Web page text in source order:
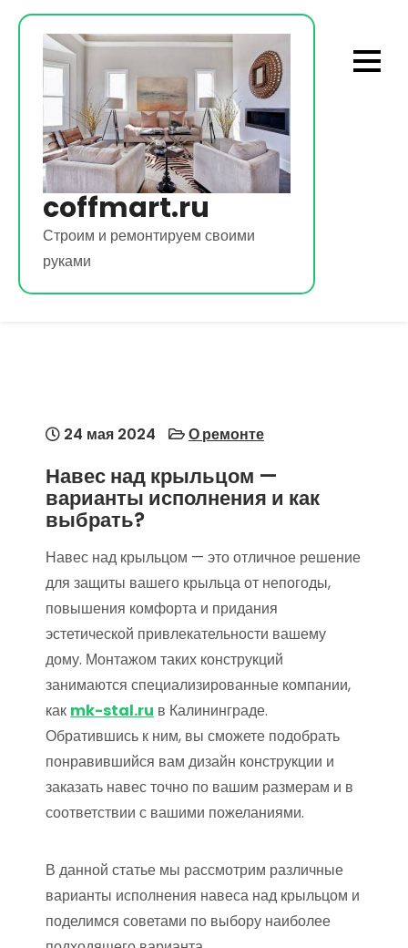
Перейти
содержимому
coffmart.ru
Строим и ремонтируем своими
руками
24 мая 2024 О ремонте
Навес над крыльцом —
варианты исполнения и как
выбрать?
Навес над крыльцом — это отличное решение
для защиты вашего крыльца от непогоды,
повышения комфорта и придания
эстетической привлекательности вашему
дому. Монтажом таких конструкций
занимаются специализированные компании,
как mk-stal.ru в Калининграде.
Обратившись к ним, вы сможете подобрать
понравившийся вам дизайн конструкции и
заказать навес точно по вашим размерам и в
соответствии с вашими пожеланиями.
В данной статье мы рассмотрим различные
варианты исполнения навеса над крыльцом и
поделимся советами по выбору наиболее